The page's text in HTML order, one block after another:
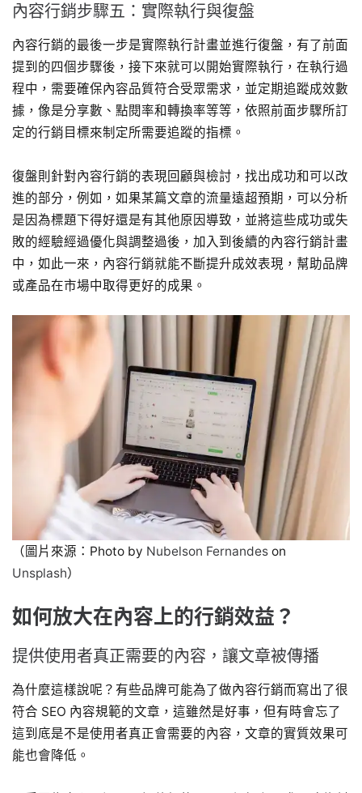
內容行銷步驟五：實際執行與復盤
內容行銷的最後一步是實際執行計畫並進行復盤，有了前面
提到的四個步驟後，接下來就可以開始實際執行，在執行過
程中，需要確保內容品質符合受眾需求，並定期追蹤成效數
據，像是分享數、點閱率和轉換率等等，依照前面步驟所訂
定的行銷目標來制定所需要追蹤的指標。
復盤則針對內容行銷的表現回顧與檢討，找出成功和可以改
進的部分，例如，如果某篇文章的流量遠超預期，可以分析
是因為標題下得好還是有其他原因導致，並將這些成功或失
敗的經驗經過優化與調整過後，加入到後續的內容行銷計畫
中，如此一來，內容行銷就能不斷提升成效表現，幫助品牌
或產品在市場中取得更好的成果。
（圖片來源：Photo by Nubelson Fernandes on
Unsplash）
如何放大在內容上的行銷效益？
提供使用者真正需要的內容，讓文章被傳播
為什麼這樣說呢？有些品牌可能為了做內容行銷而寫出了很
符合 SEO 內容規範的文章，這雖然是好事，但有時會忘了
這到底是不是使用者真正會需要的內容，文章的實質效果可
能也會降低。